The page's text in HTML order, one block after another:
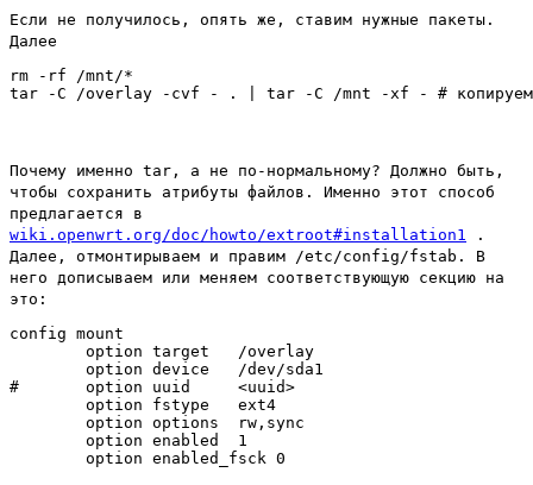
Если не получилось, опять же, ставим нужные пакеты.
Далее
rm -rf /mnt/*
Почему именно tar, а не по-нормальному? Должно быть,
чтобы сохранить атрибуты файлов. Именно этот способ
предлагается в
wiki.openwrt.org/doc/howto/extroot#installation1
.
Далее, отмонтирываем и правим /etc/config/fstab. В
него дописываем или меняем соответствующую секцию на
это:
config mount
        option target   /overlay
        option device   /dev/sda1
#       option uuid     <uuid>
        option fstype   ext4
        option options  rw,sync
        option enabled  1